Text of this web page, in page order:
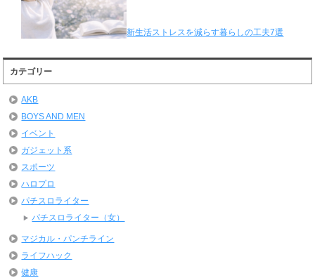
新生活ストレスを減らす暮らしの工夫7選
カテゴリー
AKB
BOYS AND MEN
イベント
ガジェット系
スポーツ
ハロプロ
パチスロライター
パチスロライター（女）
マジカル・パンチライン
ライフハック
健康